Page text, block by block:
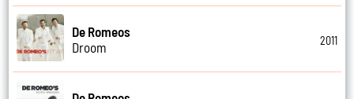
De Romeos
Droom
2011